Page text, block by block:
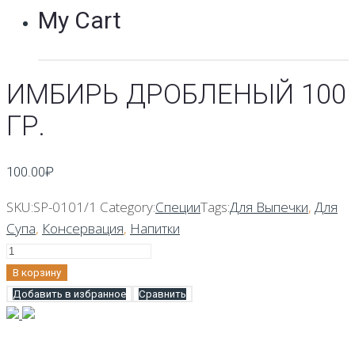
My Cart
ИМБИРЬ ДРОБЛЕНЫЙ 100
ГР.
100.00₽
SKU:SP-0101/1 Category:СпецииTags:Для Выпечки, Для
Супа, Консервация, Напитки
Количество
Имбирь
дробленый
100
В корзину
Добавить в избранное
Сравнить